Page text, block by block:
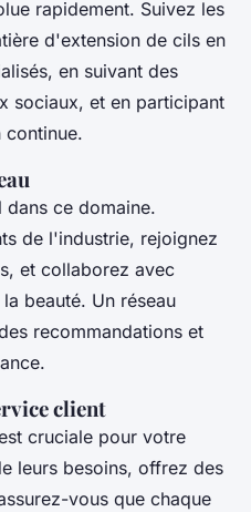
rapidement. Suivez les
d'extension de cils en
en suivant des
sociaux, et en participant
continue.
dans ce domaine.
de l'industrie, rejoignez
et collaborez avec
beauté. Un réseau
recommandations et
client
cruciale pour votre
leurs besoins, offrez des
vous que chaque